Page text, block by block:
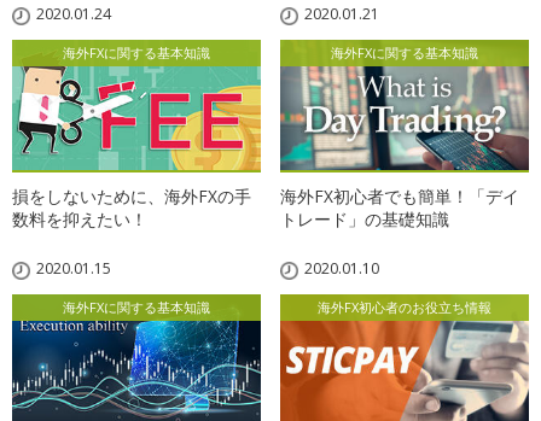
2020.01.24
海外FXに関する基本知識
損をしないために、海外FXの手
数料を抑えたい！
2020.01.21
海外FXに関する基本知識
海外FX初心者でも簡単！「デイ
トレード」の基礎知識
2020.01.15
海外FXに関する基本知識
2020.01.10
海外FX初心者のお役立ち情報